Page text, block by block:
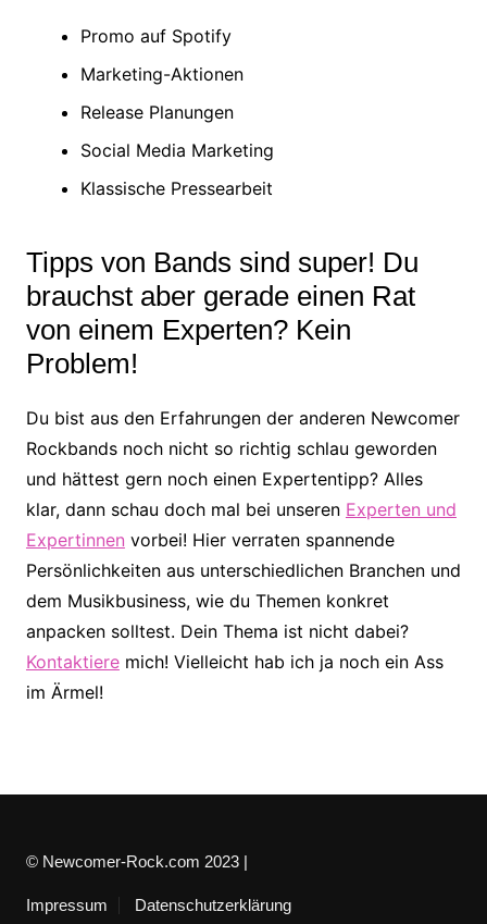
Promo auf Spotify
Marketing-Aktionen
Release Planungen
Social Media Marketing
Klassische Pressearbeit
Tipps von Bands sind super! Du
brauchst aber gerade einen Rat
von einem Experten? Kein
Problem!
Du bist aus den Erfahrungen der anderen Newcomer
Rockbands noch nicht so richtig schlau geworden
und hättest gern noch einen Expertentipp? Alles
klar, dann schau doch mal bei unseren Experten und
Expertinnen vorbei! Hier verraten spannende
Persönlichkeiten aus unterschiedlichen Branchen und
dem Musikbusiness, wie du Themen konkret
anpacken solltest. Dein Thema ist nicht dabei?
Kontaktieremich! Vielleicht hab ich ja noch ein Ass
im Ärmel!
© Newcomer-Rock.com 2023 |
Impressum Datenschutzerklärung